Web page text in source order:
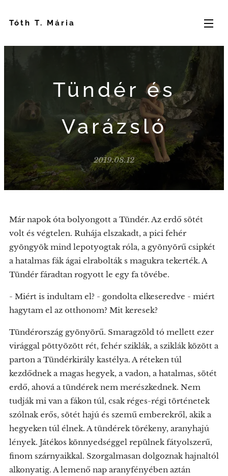
Tóth T. Mária
Tündér és
Varázsló
2019.08.12
Már napok óta bolyongott a Tündér. Az erdő sötét
volt és végtelen. Ruhája elszakadt, a pici fehér
gyöngyök mind lepotyogtak róla, a gyönyörű csipkét
a hatalmas fák ágai elrabolták s magukra tekerték. A
Tündér fáradtan rogyott le egy fa tövébe.
- Miért is indultam el? - gondolta elkeseredve - miért
hagytam el az otthonom? Mit keresek?
Tündérország gyönyörű. Smaragzöld tó mellett ezer
virággal pöttyözött rét, fehér sziklák, a sziklák között a
parton a Tündérkirály kastélya. A réteken túl
kezdődnek a magas hegyek, a vadon, a hatalmas, sötét
erdő, ahová a tündérek nem merészkednek. Nem
tudják mi van a fákon túl, csak réges-régi történetek
szólnak erős, sötét hajú és szemű emberekről, akik a
hegyeken túl élnek. A tündérek törékeny, aranyhajú
lények. Játékos könnyedséggel repülnek fátyolszerű,
finom szárnyaikkal. Szorgalmasan dolgoznak hajnaltól
alkonyatig. A lemenő nap aranyfényében aztán